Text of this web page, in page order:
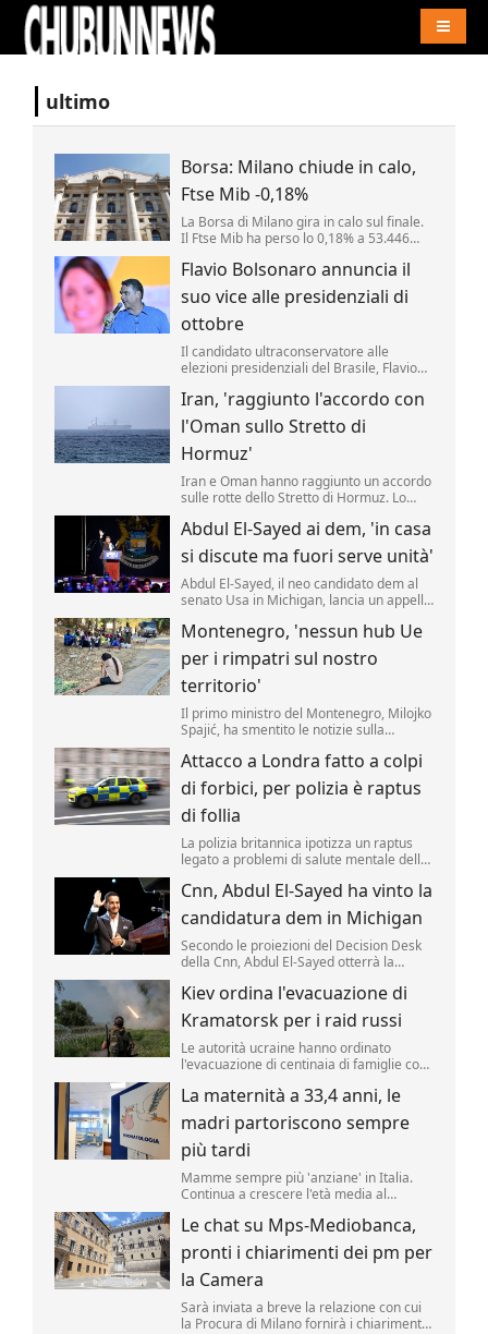
ultimo
Borsa: Milano chiude in calo,
Ftse Mib -0,18%
La Borsa di Milano gira in calo sul finale.
Il Ftse Mib ha perso lo 0,18% a 53.446
tra i peggiori mentre i fari restano accesi
su Mps (+1,64%). .
Flavio Bolsonaro annuncia il
suo vice alle presidenziali di
ottobre
Il candidato ultraconservatore alle
elezioni presidenziali del Brasile, Flavio
che comporrà il ticket che sfiderà il
progressista Luiz Inácio da Lula agli
scrutini di ottobre.
Iran, 'raggiunto l'accordo con
l'Oman sullo Stretto di
Hormuz'
Iran e Oman hanno raggiunto un accordo
sulle rotte dello Stretto di Hormuz. Lo
Teheran, citato da Al Arabiya, precisando
sono state "concordate le caratteristiche
geografiche del percorso" marittimo
nello Stretto.
Abdul El-Sayed ai dem, 'in casa
si discute ma fuori serve unità'
Abdul El-Sayed, il neo candidato dem al
senato Usa in Michigan, lancia un appello
Montenegro, 'nessun hub Ue
per i rimpatri sul nostro
territorio'
Il primo ministro del Montenegro, Milojko
Spajić, ha smentito le notizie sulla
rimpatri nel Paese.
Attacco a Londra fatto a colpi
di forbici, per polizia è raptus
di follia
La polizia britannica ipotizza un raptus
legato a problemi di salute mentale della
4 uomini avvenuto oggi a Londra, nel
cuore turistico di Covent Garden.
Cnn, Abdul El-Sayed ha vinto la
candidatura dem in Michigan
Secondo le proiezioni del Decision Desk
della Cnn, Abdul El-Sayed otterrà la
Usa in Michigan, regalando ai
progressisti un'importante vittoria in una
primaria decisiva.
Kiev ordina l'evacuazione di
Kramatorsk per i raid russi
Le autorità ucraine hanno ordinato
l'evacuazione di centinaia di famiglie con
Kramatorsk, nell'Ucraina orientale, a
causa dell'intensificarsi degli attacchi
russi, mentre le truppe di Mosca
avanzano nelle vicinanze.
La maternità a 33,4 anni, le
madri partoriscono sempre
più tardi
Mamme sempre più 'anziane' in Italia.
Continua a crescere l'età media al
per le italiane nel 2025 (era 33,3 nel
2024) e 31,4 anni per le cittadine
straniere.
Le chat su Mps-Mediobanca,
pronti i chiarimenti dei pm per
la Camera
Sarà inviata a breve la relazione con cui
la Procura di Milano fornirà i chiarimenti